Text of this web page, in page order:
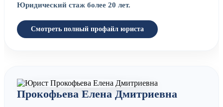
Юридический стаж более 20 лет.
Смотреть полный профайл юриста
Прокофьева Елена Дмитриевна